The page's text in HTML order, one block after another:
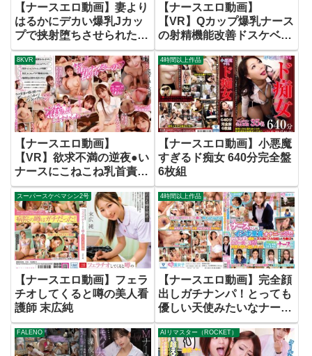
【ナースエロ動画】妻より
はるかにデカい爆乳Jカッ
プで挟射堕ちさせられた
世話焼きパイズリナース密
着NTR看護 五条恋
【ナースエロ動画】
【VR】Qカップ爆乳ナース
の射精機能改善ドスケベオ
ナニーサポート治療
Himari
8KVR
【ナースエロ動画】
【VR】欲求不満の逆夜●い
ナースにこねこね乳首責め
で痴女られちゃった入院中
のボクVR 13射精 藤森里穂
4時間以上作品
【ナースエロ動画】小悪魔
すぎるド痴女 640分完全盤
6枚組
スーパースケベマシン2号
【ナースエロ動画】フェラ
チオしてくると噂の美人看
護師 末広純
4時間以上作品
【ナースエロ動画】完全顔
出しガチナンパ！とっても
優しい天使みたいなナース
さんに包茎インポ童貞3重
苦男子のオナニーの介抱し
てもらいました！！かわい
FALENO AIリマスター（ROCKET）